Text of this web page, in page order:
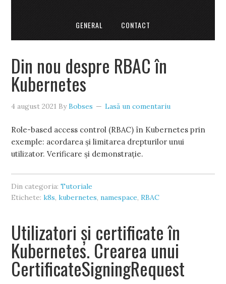
GENERAL CONTACT
Din nou despre RBAC în
Kubernetes
4 august 2021 ByBobses Lasă un comentariu
Role-based access control (RBAC) în Kubernetes prin
exemple: acordarea și limitarea drepturilor unui
utilizator. Verificare și demonstrație.
Din categoria:Tutoriale
Etichete:k8s,kubernetes,namespace,RBAC
Utilizatori și certificate în
Kubernetes. Crearea unui
CertificateSigningRequest